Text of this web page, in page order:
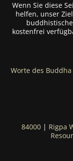
Wenn Sie diese
helfen, unser
kostenfrei
Worte des Buddha
84000| Rigpa